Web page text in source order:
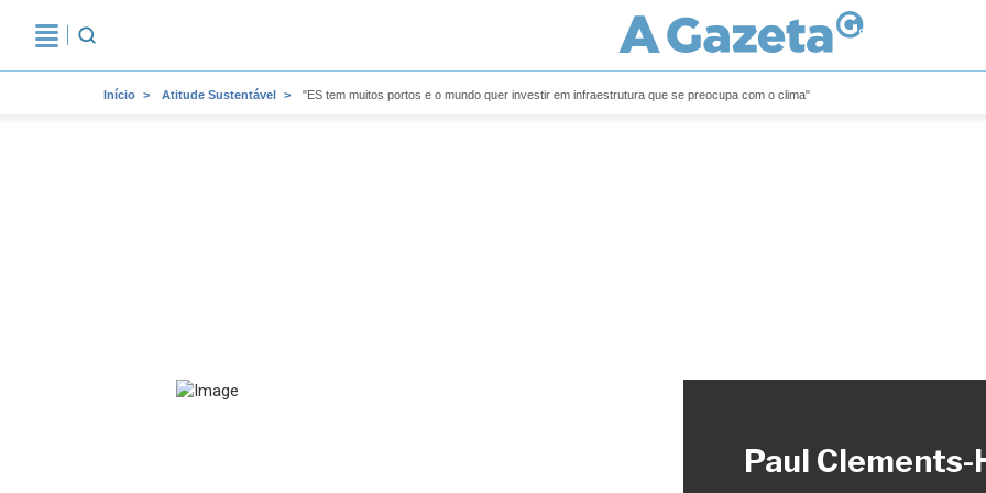
Início Atitude Sustentável "ES tem muitos portos e o mundo quer investir em infraestrutura que se preocupa com o clima"
Paul Clements-